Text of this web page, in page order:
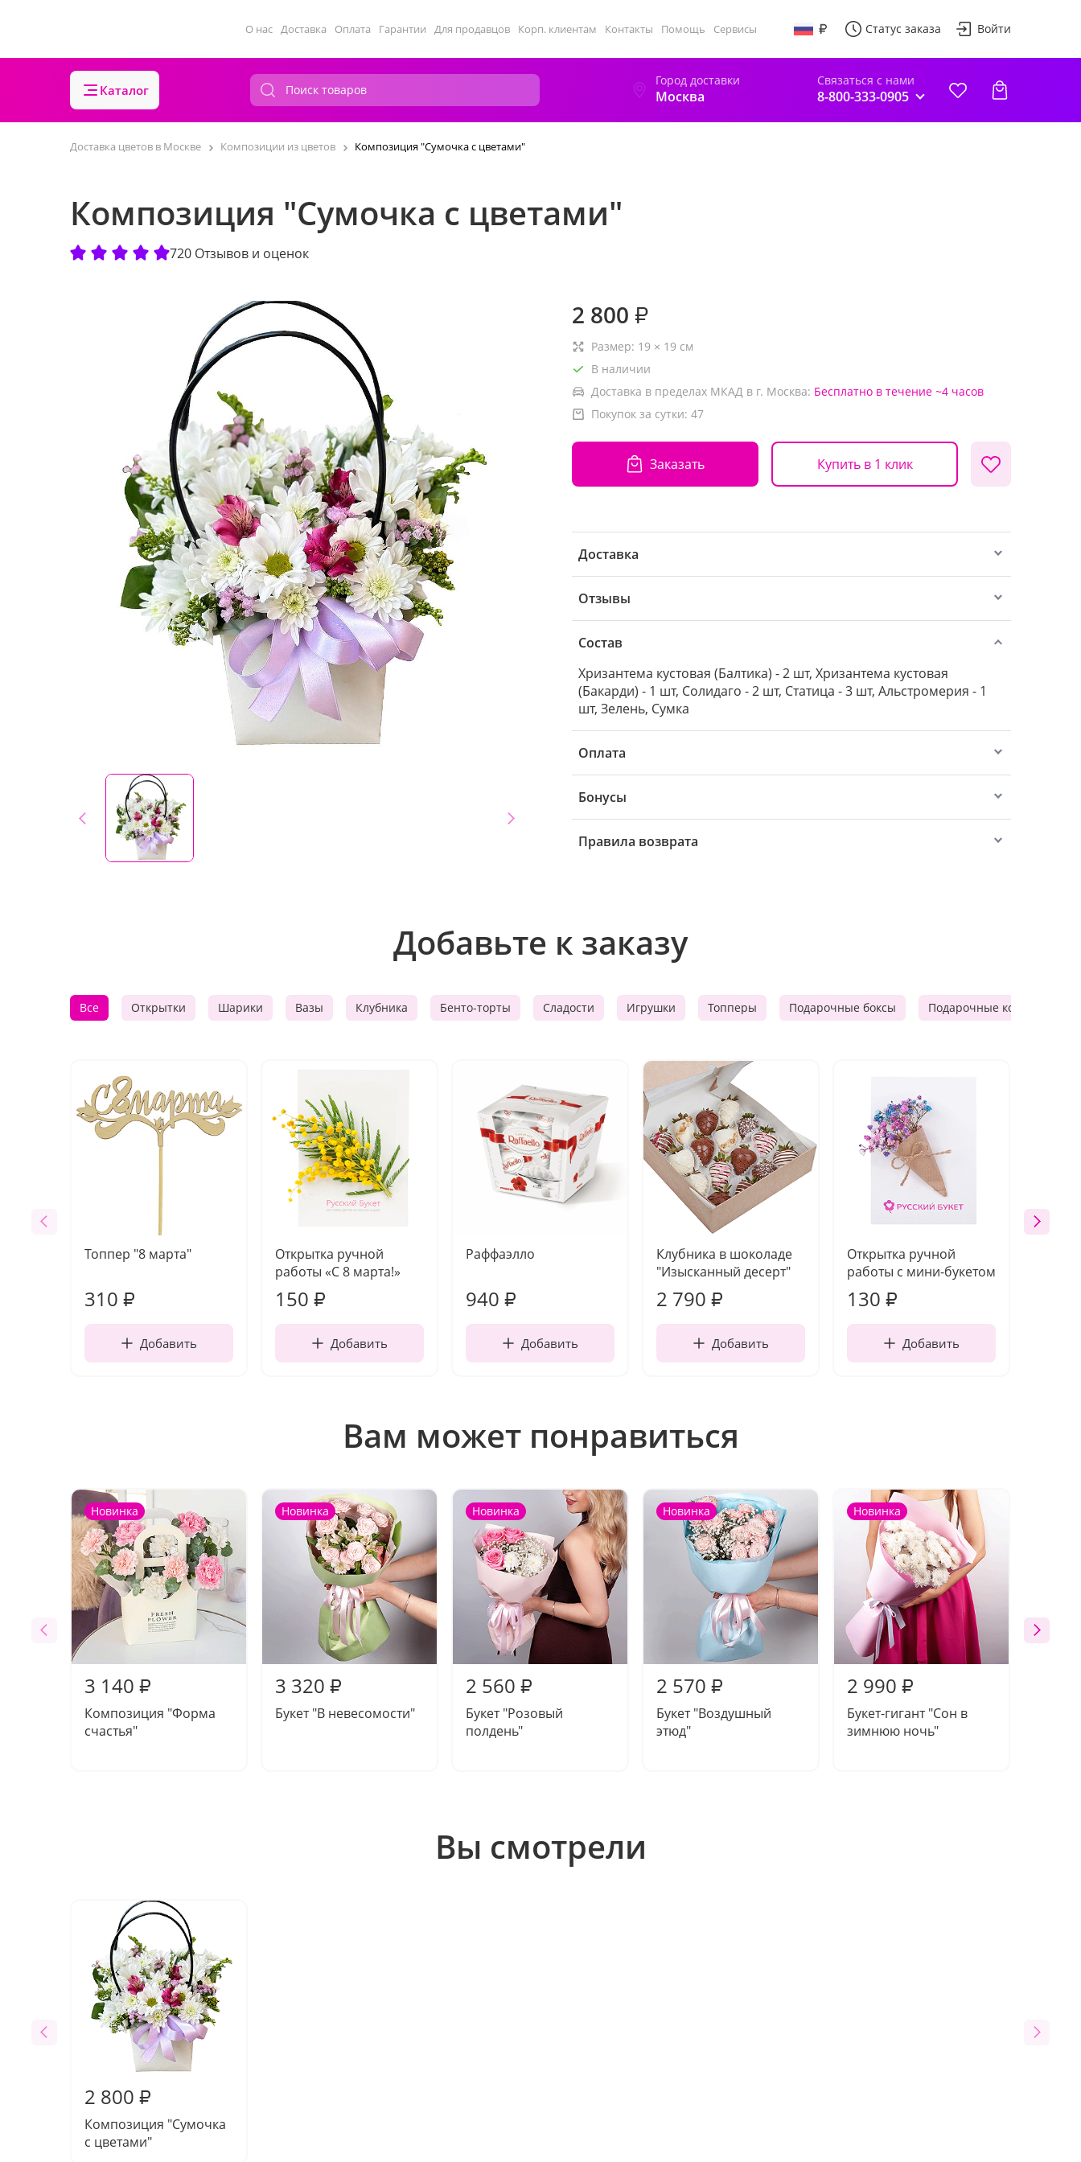
О нас Доставка Оплата Гарантии Для продавцов Корп. клиентам Контакты Помощь Сервисы Статус заказа Войти
Каталог
Город доставки
Москва
Связаться с нами
8-800-333-0905
Доставка цветов в Москве Композиции из цветов Композиция "Сумочка с цветами"
Композиция "Сумочка с цветами"
720 Отзывов и оценок
2 800 ₽
Размер: 19 × 19 см
В наличии
Доставка в пределах МКАД в г. Москва: Бесплатно в течение ~4 часов
Покупок за сутки: 47
Заказать Купить в 1 клик
Доставка
Отзывы
Состав
Хризантема кустовая (Балтика) - 2 шт, Хризантема кустовая
(Бакарди) - 1 шт, Солидаго - 2 шт, Статица - 3 шт, Альстромерия - 1
шт, Зелень, Сумка
Оплата
Бонусы
Правила возврата
Добавьте к заказу
Все Открытки Шарики Вазы Клубника Бенто-торты Сладости Игрушки Топперы Подарочные боксы Подарочные корзины
Топпер "8 марта"
310 ₽
Добавить
Открытка ручной
работы «С 8 марта!»
150 ₽
Добавить
Раффаэлло
940 ₽
Добавить
Клубника в шоколаде
"Изысканный десерт"
2 790 ₽
Добавить
Открытка ручной
работы с мини-букетом
130 ₽
Добавить
Вам может понравиться
Новинка
3 140 ₽
Композиция "Форма
счастья"
Новинка
3 320 ₽
Букет "В невесомости"
Новинка
2 560 ₽
Букет "Розовый
полдень"
Новинка
2 570 ₽
Букет "Воздушный
этюд"
Новинка
2 990 ₽
Букет-гигант "Сон в
зимнюю ночь"
Вы смотрели
2 800 ₽
Композиция "Сумочка
с цветами"